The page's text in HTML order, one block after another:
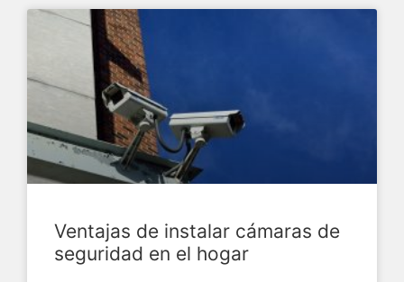
Ventajas de instalar cámaras de
seguridad en el hogar